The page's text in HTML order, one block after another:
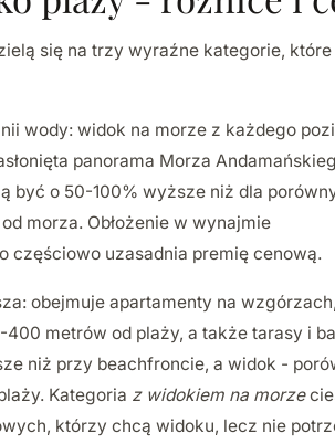
się na trzy wyraźne kategorie,
wody: widok na morze z każdego
panorama Morza
być o 50-100% wyższe niż dla
morza. Obłożenie w wynajmie
częściowo uzasadnia premię cenową.
obejmuje apartamenty na
metrów od plaży, a także tarasy i
niż przy beachfroncie, a widok -
Kategoria z widokiem na morze
którzy chcą widoku, lecz nie